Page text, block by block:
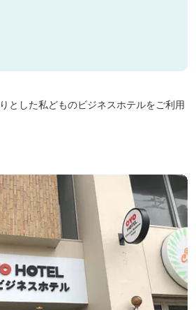
とした私どものビジネスホテルをご利用